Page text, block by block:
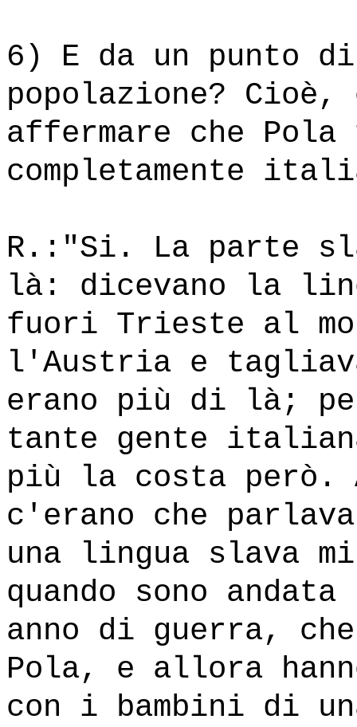
6) E da un punto
popolazione?
affermare che Pola
completamente
R.:"Si. La parte
là: dicevano la
fuori Trieste al
l'Austria e
erano più di là;
tante gente
più la costa
c'erano che
una lingua slava
quando sono
anno di guerra, che
Pola, e allora
con i bambini di